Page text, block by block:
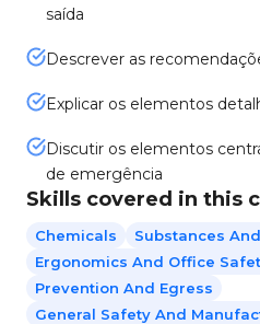
saída
Descrever as
Explicar os elementos
Discutir os elementos
de emergência
Skills covered in this
Chemicals
Substances
Ergonomics And Office
Prevention And Egress
General Safety And